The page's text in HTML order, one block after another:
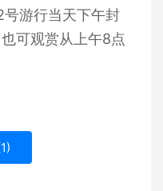
号游行当天下午封
可观赏从上午8点
1)